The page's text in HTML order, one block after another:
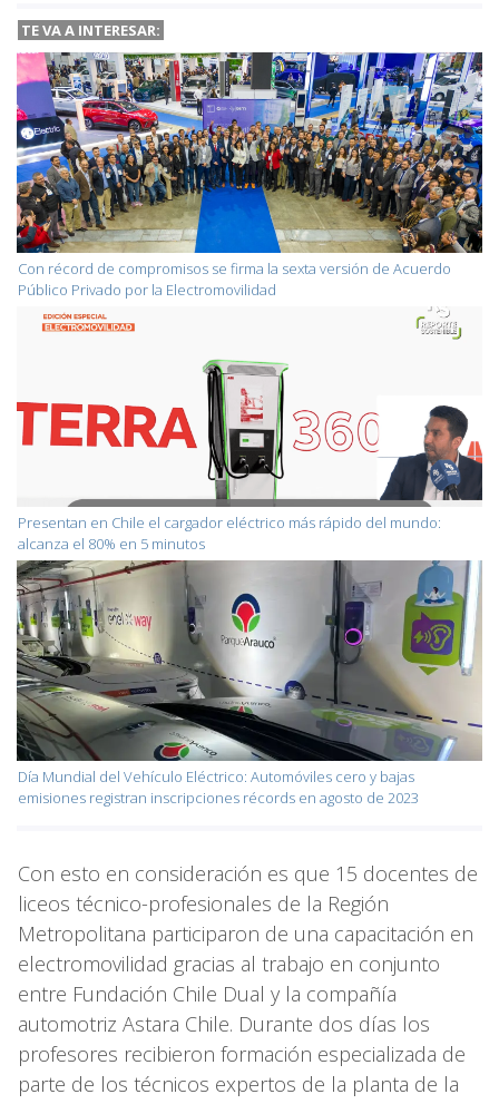
TE VA A INTERESAR:
Con récord de compromisos se firma la sexta versión de Acuerdo
Público Privado por la Electromovilidad
Presentan en Chile el cargador eléctrico más rápido del mundo:
alcanza el 80% en 5 minutos
Día Mundial del Vehículo Eléctrico: Automóviles cero y bajas
emisiones registran inscripciones récords en agosto de 2023
Con esto en consideración es que 15 docentes de
liceos técnico-profesionales de la Región
Metropolitana participaron de una capacitación en
electromovilidad gracias al trabajo en conjunto
entre Fundación Chile Dual y la compañía
automotriz Astara Chile. Durante dos días los
profesores recibieron formación especializada de
parte de los técnicos expertos de la planta de la